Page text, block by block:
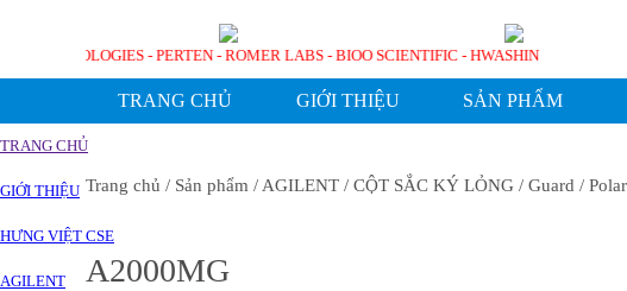
TECHNOLOGIES - PERTEN - ROMER LABS - BIOO SCIENTIFIC - HWASHIN
TRANG CHỦ GIỚI THIỆU SẢN PHẨM
TRANG CHỦ
GIỚI THIỆU
HƯNG VIỆT CSE
AGILENT
Trang chủ / Sản phẩm / AGILENT / CỘT SẮC KÝ LỎNG / Guard /
A2000MG